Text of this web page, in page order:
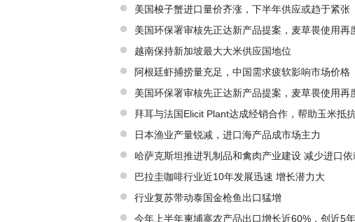
美国梭子蟹进口量价齐涨，下半年供应或趋于紧张
美国环保署审核先正达新产品提案，麦草畏使用再
越南保持新加坡最大大米供应国地位
阿根廷虾捕捞量充足，中国需求疲软影响市场价格
美国环保署审核先正达新产品提案，麦草畏使用再
拜耳与法国Elicit Plant达成经销合作，帮助玉米抵
日本渔业产量锐减，进口海产品成市场主力
哈萨克斯坦推进乳制品和禽肉产业建设 减少进口依
巴拉圭咖啡行业近10年发展迅速 增长潜力大
行业复苏带动泰国金枪鱼出口猛增
今年上半年柬埔寨农产品出口增长近60%，创近5